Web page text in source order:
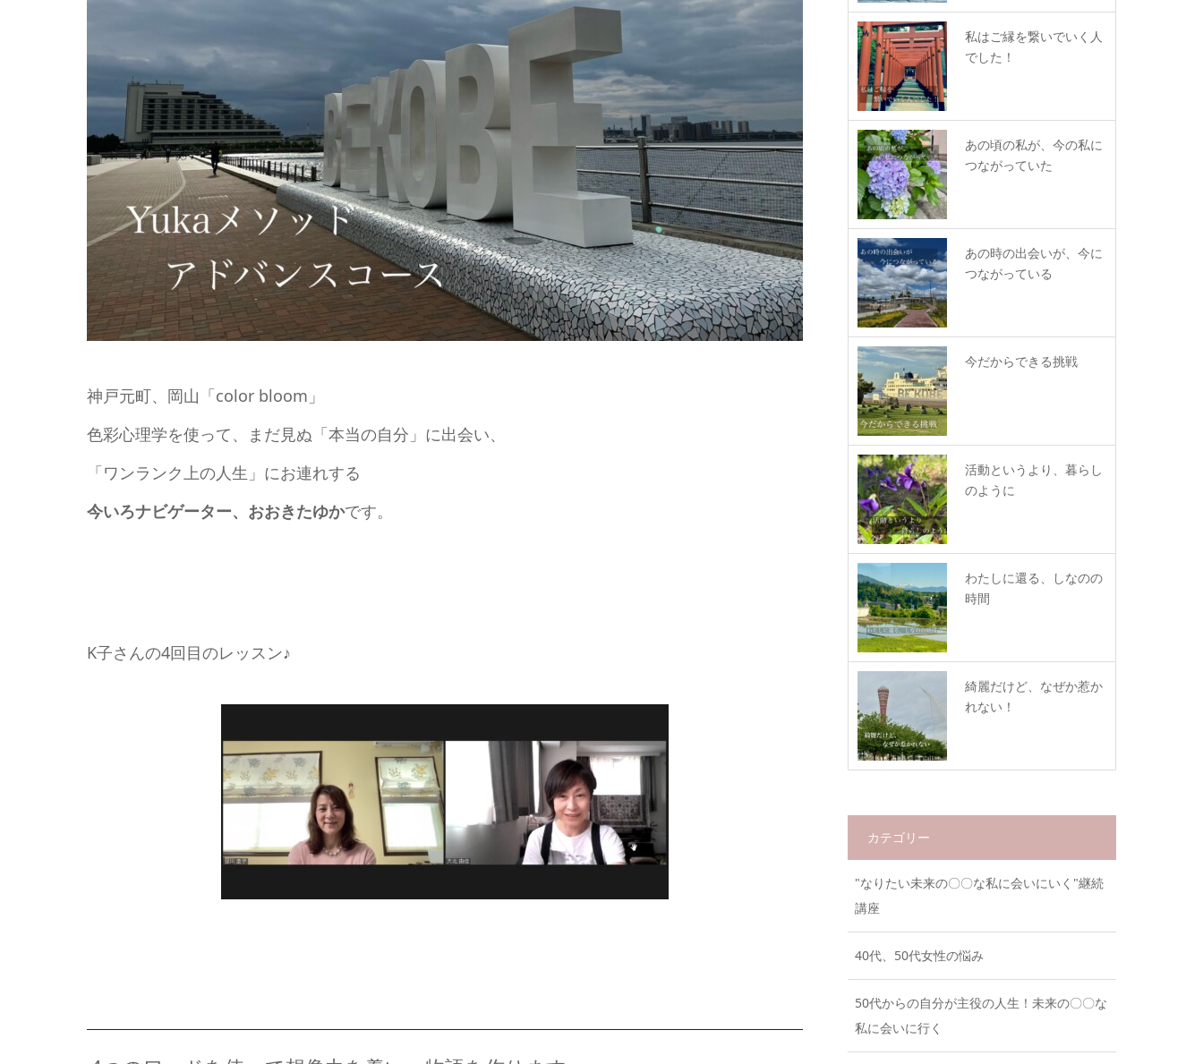
神戸元町、岡山「color bloom」
色彩心理学を使って、まだ見ぬ「本当の自分」に出会い、
「ワンランク上の人生」にお連れする
今いろナビゲーター、おおきたゆかです。
K子さんの4回目のレッスン♪
私はご縁を繋いでいく人
でした！
あの頃の私が、今の私に
つながっていた
あの時の出会いが、今に
つながっている
今だからできる挑戦
活動というより、暮らし
のように
わたしに還る、しなのの
時間
綺麗だけど、なぜか惹か
れない！
カテゴリー
"なりたい未来の〇〇な私に会いにいく"継続
講座
40代、50代女性の悩み
50代からの自分が主役の人生！未来の〇〇な
私に会いに行く